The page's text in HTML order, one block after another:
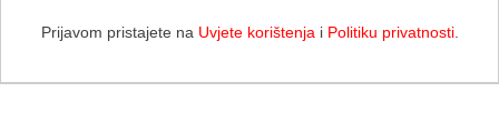
Prijavom pristajete na Uvjete korištenja i Politiku privatnosti.